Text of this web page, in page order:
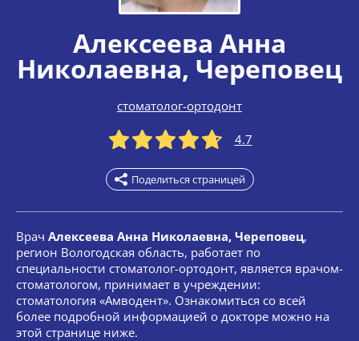
Алексеева Анна
Николаевна, Череповец
стоматолог-ортодонт
4.7
Поделиться страницей
Врач Алексеева Анна Николаевна, Череповец,
регион Вологодская область, работает по
специальности стоматолог-ортодонт, является врачом-
стоматологом, принимает в учреждении:
стоматология «Амводент». Ознакомиться со всей
более подробной информацией о докторе можно на
этой странице ниже.